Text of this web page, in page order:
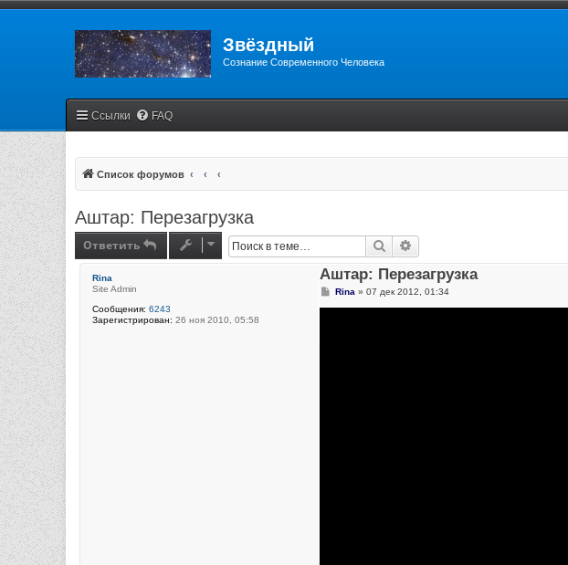
Звёздный
Сознание Современного Человека
Ссылки FAQ
Список форумов
Аштар: Перезагрузка
Ответить Поиск
Rina
Site Admin
Сообщения: 6243
Зарегистрирован: 26 ноя 2010, 05:58
Аштар: Перезагрузка
СRina » 07 дек 2012, 01:34